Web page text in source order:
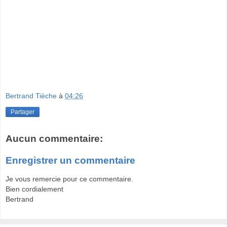
Bertrand Tièche à 04:26
Partager
Aucun commentaire:
Enregistrer un commentaire
Je vous remercie pour ce commentaire.
Bien cordialement
Bertrand